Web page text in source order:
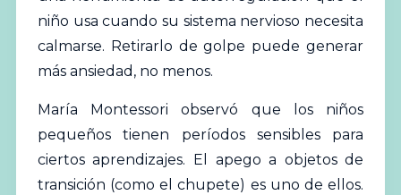
niño usa cuando su sistema nervioso necesita
calmarse. Retirarlo de golpe puede generar
más ansiedad, no menos.
María Montessori observó que los niños
pequeños tienen períodos sensibles para
ciertos aprendizajes. El apego a objetos de
transición (como el chupete) es uno de ellos.